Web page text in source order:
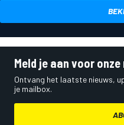
Meld je aan voor
Ontvang het laatste nieuws,
je mailbox.